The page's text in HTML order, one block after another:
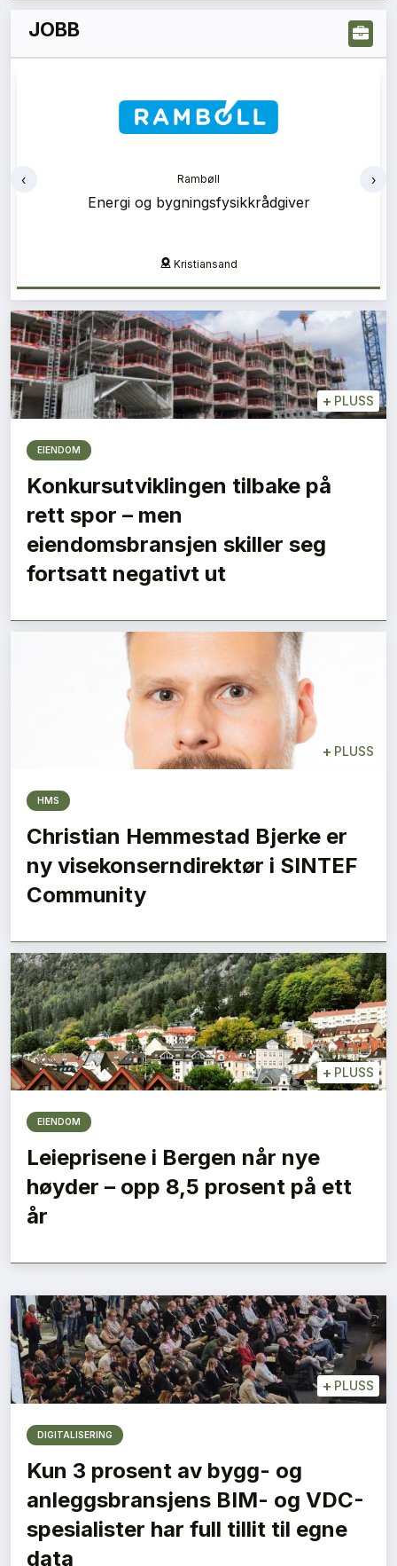
JOBB
Vedal
Vedal Entreprenør søker prosjekteringsleder
Oslo
‹ ›
+ PLUSS
EIENDOM
Konkursutviklingen tilbake på
rett spor – men
eiendomsbransjen skiller seg
fortsatt negativt ut
+ PLUSS
HMS
Christian Hemmestad Bjerke er
ny visekonserndirektør i SINTEF
Community
+ PLUSS
EIENDOM
Leieprisene i Bergen når nye
høyder – opp 8,5 prosent på ett
år
+ PLUSS
DIGITALISERING
Kun 3 prosent av bygg- og
anleggsbransjens BIM- og VDC-
spesialister har full tillit til egne
data